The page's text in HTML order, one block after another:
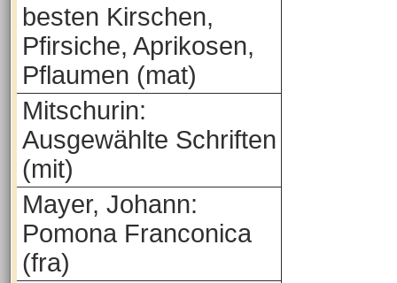
besten Kirschen,
Pfirsiche, Aprikosen,
Pflaumen (mat)
Mitschurin:
Ausgewählte Schriften
(mit)
Mayer, Johann:
Pomona Franconica
(fra)